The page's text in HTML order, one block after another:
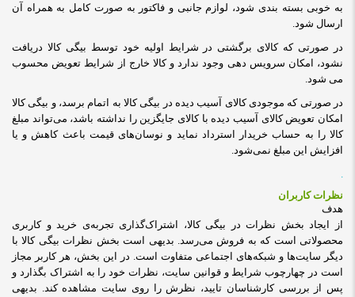
به ‏خوبی بسته بندی شود، لوازم جانبی و فاکتور به صورت کامل به همراه آن
ارسال شود.
در صورتی که کالای برگشتی در شرایط اولیه خود توسط بیگی کالا دریافت
نشود، امکان سرویس دهی وجود ندارد و کالا خارج از شرایط تعویض محسوب
می شود.
در صورتی که موجودی کالای آسیب دیده در بیگی کالا به اتمام برسد، و بیگی کالا
امکان تعویض کالای آسیب دیده با کالای جایگزین را نداشته باشد، می‌تواند مبلغ
کالا را به حساب خریدار استرداد نماید و نوسان‏‌های قیمت باعث کاهش و یا
افزایش این مبلغ نمی‌‏شود.
.
نظرات کاربران
هدف
از ایجاد بخش نظرات در بیگی کالا، اشتراک‌گذاری تجربه‌ی خرید و کاربری
محصولاتی است که به فروش می‌رسد. بدیهی است بخش نظرات بیگی کالا با
دیگر سایت‌ها و شبکه‌های اجتماعی متفاوت است. در این بخش، هر کاربر مجاز
است در چهارچوب شرایط و قوانین سایت، نظرات خود را به اشتراک بگذارد و
پس از بررسی کارشناسان تایید، نظرش را روی سایت مشاهده کند. بدیهی